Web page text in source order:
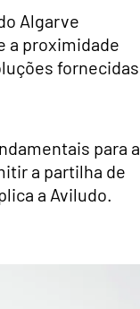
Algarve
a proximidade
fornecidas
para a
a partilha de
a Aviludo.